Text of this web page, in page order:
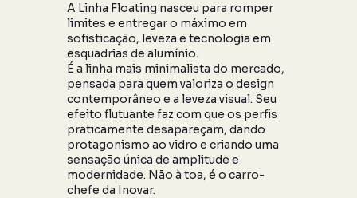
A Linha Floating nasceu para romper
limites e entregar o máximo em
sofisticação, leveza e tecnologia em
esquadrias de alumínio.
É a linha mais minimalista do mercado,
pensada para quem valoriza o design
contemporâneo e a leveza visual. Seu
efeito flutuante faz com que os perfis
praticamente desapareçam, dando
protagonismo ao vidro e criando uma
sensação única de amplitude e
modernidade. Não à toa, é o carro-
chefe da Inovar.